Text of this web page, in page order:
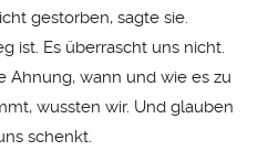
gestorben, sagte sie.
ist. Es überrascht uns nicht.
Ahnung, wann und wie es zu
wussten wir. Und glauben
schenkt.